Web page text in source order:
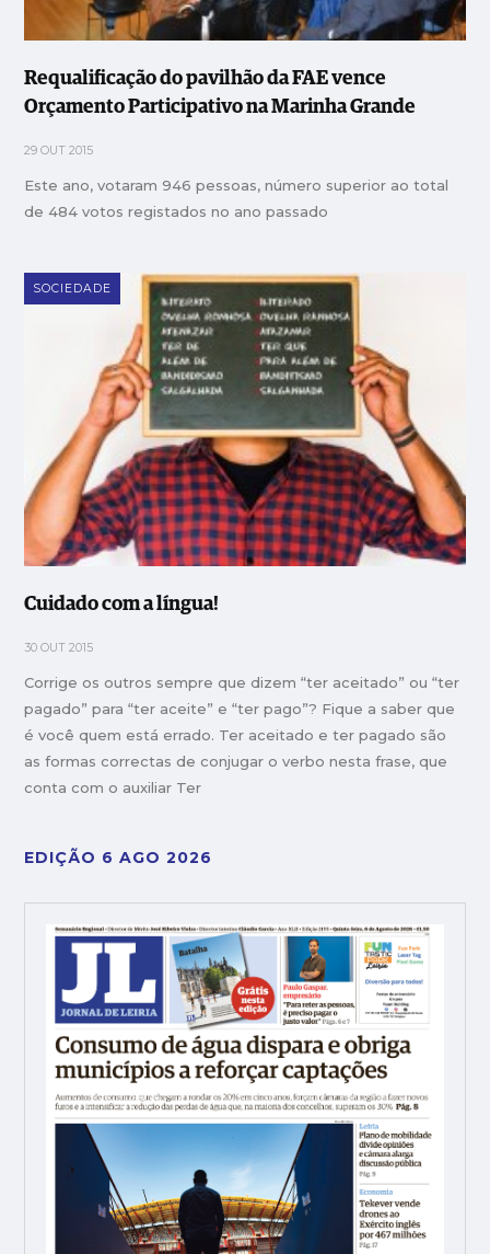
Requalificação do pavilhão da FAE vence
Orçamento Participativo na Marinha Grande
29 OUT 2015
Este ano, votaram 946 pessoas, número superior ao total
de 484 votos registados no ano passado
SOCIEDADE
Cuidado com a língua!
30 OUT 2015
Corrige os outros sempre que dizem “ter aceitado” ou “ter
pagado” para “ter aceite” e “ter pago”? Fique a saber que
é você quem está errado. Ter aceitado e ter pagado são
as formas correctas de conjugar o verbo nesta frase, que
conta com o auxiliar Ter
EDIÇÃO 6 AGO 2026